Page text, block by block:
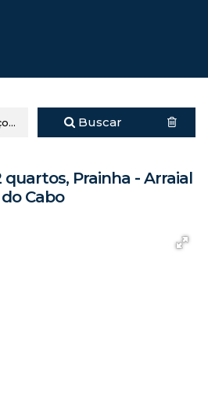
Buscar
Prainha - Arraial
do Cabo